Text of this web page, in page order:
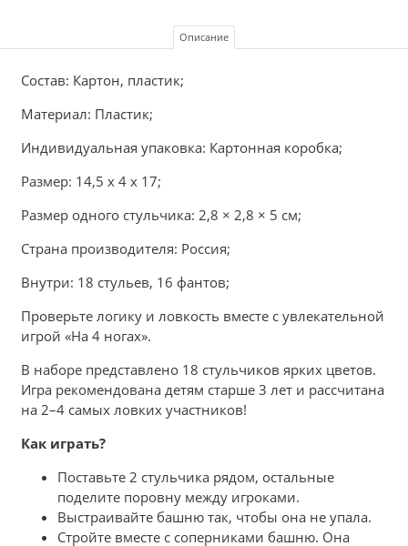
Описание
Состав: Картон, пластик;
Материал: Пластик;
Индивидуальная упаковка: Картонная коробка;
Размер: 14,5 х 4 х 17;
Размер одного стульчика: 2,8 × 2,8 × 5 см;
Страна производителя: Россия;
Внутри: 18 стульев, 16 фантов;
Проверьте логику и ловкость вместе с увлекательной
игрой «На 4 ногах».
В наборе представлено 18 стульчиков ярких цветов.
Игра рекомендована детям старше 3 лет и рассчитана
на 2–4 самых ловких участников!
Как играть?
Поставьте 2 стульчика рядом, остальные
поделите поровну между игроками.
Выстраивайте башню так, чтобы она не упала.
Стройте вместе с соперниками башню. Она